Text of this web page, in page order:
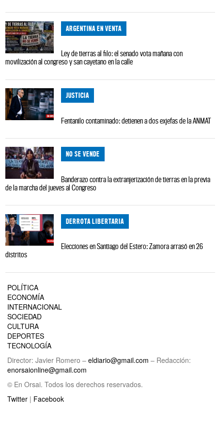
ARGENTINA EN VENTA
Ley de tierras al filo: el senado vota mañana con
movilización al congreso y san cayetano en la calle
JUSTICIA
Fentanilo contaminado: detienen a dos exjefas de la ANMAT
NO SE VENDE
Banderazo contra la extranjerización de tierras en la previa
de la marcha del jueves al Congreso
DERROTA LIBERTARIA
Elecciones en Santiago del Estero: Zamora arrasó en 26
distritos
POLÍTICA
ECONOMÍA
INTERNACIONAL
SOCIEDAD
CULTURA
DEPORTES
TECNOLOGÍA
Director: Javier Romero – eldiario@gmail.com – Redacción:
enorsaionline@gmail.com
© En Orsai. Todos los derechos reservados.
Twitter | Facebook